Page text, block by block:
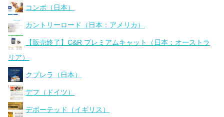
コンボ（日本）
カントリーロード（日本：アメリカ）
【販売終了】C&R プレミアムキャット（日本：オーストラ
リア）
クプレラ（日本）
デフ（ドイツ）
デボーテッド（イギリス）